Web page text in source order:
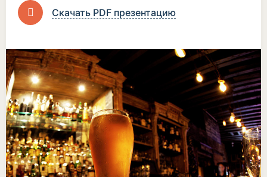
Скачать PDF презентацию